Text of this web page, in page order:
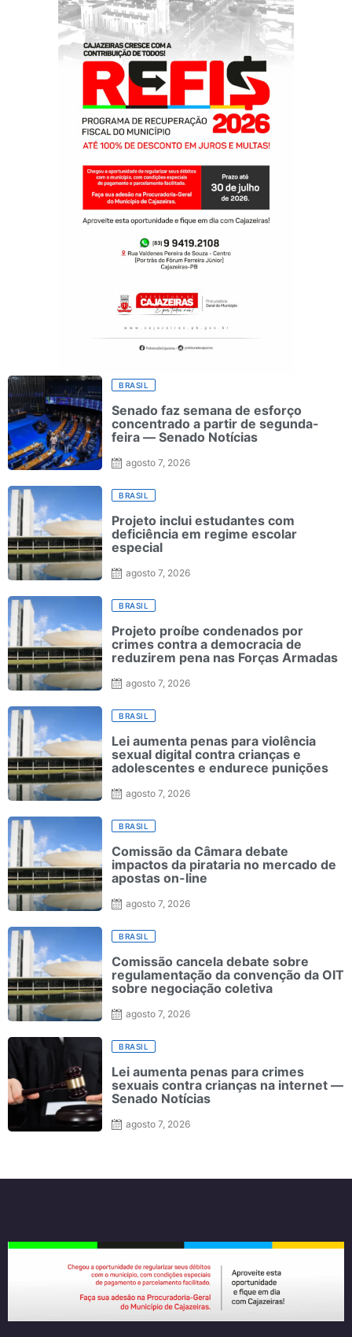
BRASIL
Senado faz semana de esforço
concentrado a partir de segunda-
feira — Senado Notícias
agosto 7, 2026
BRASIL
Projeto inclui estudantes com
deficiência em regime escolar
especial
agosto 7, 2026
BRASIL
Projeto proíbe condenados por
crimes contra a democracia de
reduzirem pena nas Forças Armadas
agosto 7, 2026
BRASIL
Lei aumenta penas para violência
sexual digital contra crianças e
adolescentes e endurece punições
agosto 7, 2026
BRASIL
Comissão da Câmara debate
impactos da pirataria no mercado de
apostas on-line
agosto 7, 2026
BRASIL
Comissão cancela debate sobre
regulamentação da convenção da OIT
sobre negociação coletiva
agosto 7, 2026
BRASIL
Lei aumenta penas para crimes
sexuais contra crianças na internet —
Senado Notícias
agosto 7, 2026